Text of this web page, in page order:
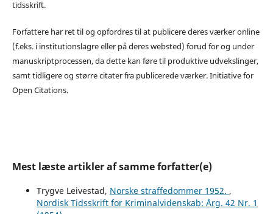
tidsskrift.
Forfattere har ret til og opfordres til at publicere deres værker online
(f.eks. i institutionslagre eller på deres websted) forud for og under
manuskriptprocessen, da dette kan føre til produktive udvekslinger,
samt tidligere og større citater fra publicerede værker. Initiative for
Open Citations.
Mest læste artikler af samme forfatter(e)
Trygve Leivestad, Norske straffedommer 1952. ,
Nordisk Tidsskrift for Kriminalvidenskab: Årg. 42 Nr. 1